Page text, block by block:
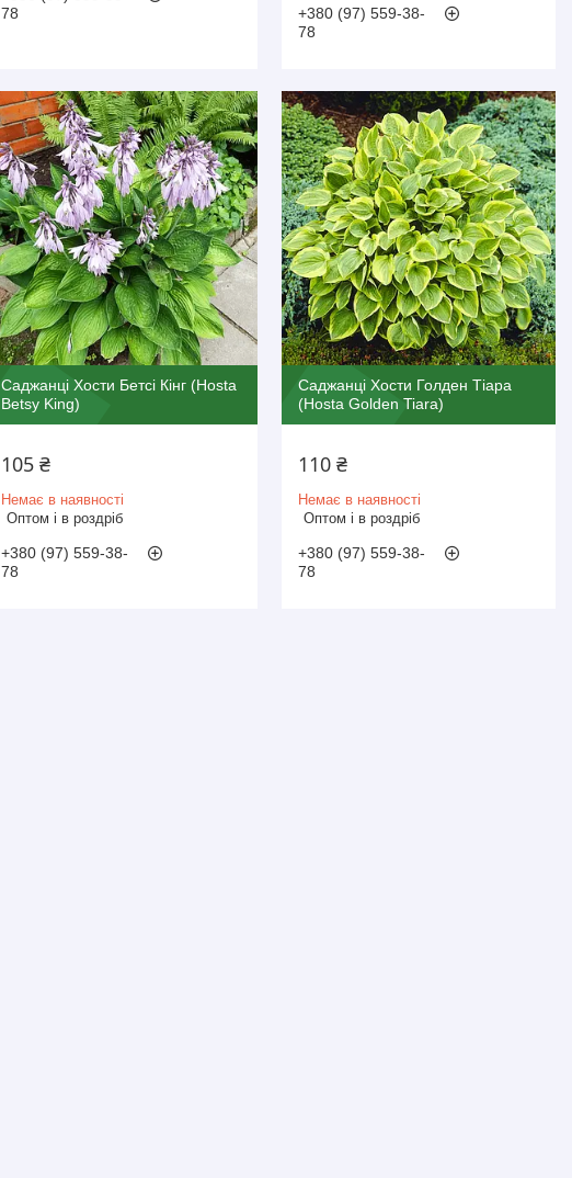
78
+380 (97) 559-38-
78
Саджанці Хости Бетсі Кінг (Hosta
Betsy King)
105 ₴
Немає в наявності
Оптом і в роздріб
+380 (97) 559-38-
78
Саджанці Хости Голден Тіара
(Hosta Golden Tiara)
110 ₴
Немає в наявності
Оптом і в роздріб
+380 (97) 559-38-
78